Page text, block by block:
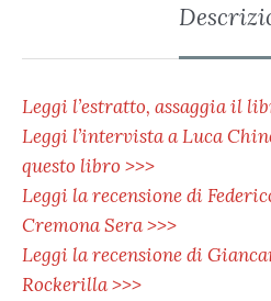
Leggi l’estratto, assaggia il
Leggi l’intervista a Luca
questo libro >>>
Leggi la recensione di
Cremona Sera >>>
Leggi la recensione di
Rockerilla >>>